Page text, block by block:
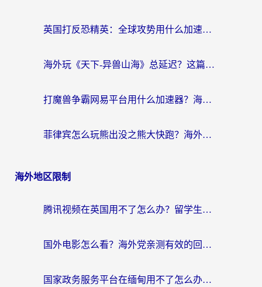
英国打反恐精英：全球攻势用什么加速器？2026年实测有效的国服游戏加速指南
海外玩《天下-异兽山海》总延迟？这篇延迟加速器指南帮你告别卡顿（附日本玩Sky光·遇最高警戒解决方案）
打魔兽争霸网易平台用什么加速器？海外党亲测有效的国服游戏加速指南
菲律宾怎么玩熊出没之熊大快跑？海外党国服游戏加速终极攻略（附3款热门游戏实测）
海外地区限制
腾讯视频在英国用不了怎么办？留学生亲测有效的回国加速器指南
国外电影怎么看？海外党亲测有效的回国加速器选择指南
国家政务服务平台在缅甸用不了怎么办？海外华人必看的回国加速全攻略